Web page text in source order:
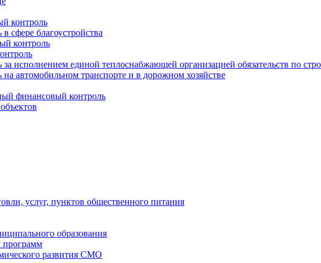
контроль
сфере благоустройства
контроль
исполнением единой теплоснабжающей организацией обязательств по
автомобильном транспорте и в дорожном хозяйстве
финансовый контроль
услуг, пунктов общественного питания
образования
программ
развития СМО